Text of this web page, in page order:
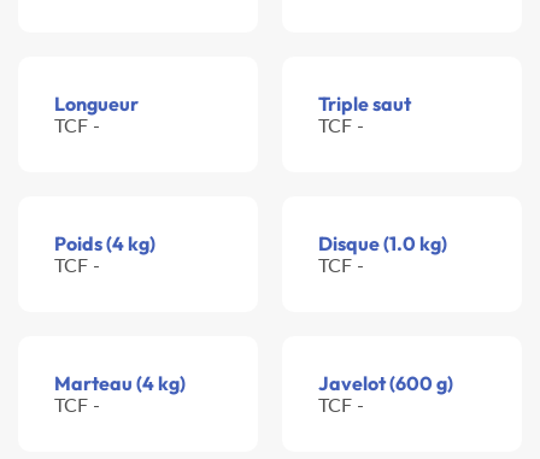
Longueur
TCF -
Triple saut
TCF -
Poids (4 kg)
TCF -
Disque (1.0 kg)
TCF -
Marteau (4 kg)
TCF -
Javelot (600 g)
TCF -